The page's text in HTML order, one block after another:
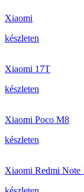
Xiaomi
készleten
Xiaomi 17T
készleten
Xiaomi Poco M8
készleten
Xiaomi Redmi Note